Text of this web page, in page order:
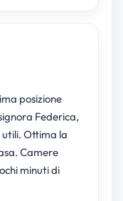
posizione
Federica,
utili. Ottima la
minuti di